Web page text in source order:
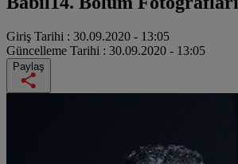
Giriş Tarihi : 30.09.2020 - 13:05
Güncelleme Tarihi : 30.09.2020 - 13:05
Paylaş